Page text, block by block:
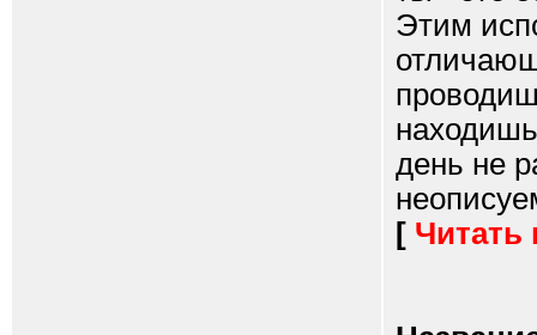
Этим
день не
[ Читать